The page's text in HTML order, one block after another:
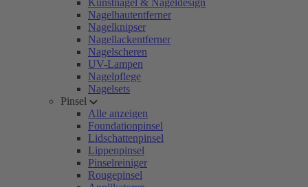
Kunstnägel & Nageldesign
Nagelhautentferner
Nagelknipser
Nagellackentferner
Nagelscheren
UV-Lampen
Nagelpflege
Nagelsets
Pinsel
Alle anzeigen
Foundationpinsel
Lidschattenpinsel
Lippenpinsel
Pinselreiniger
Rougepinsel